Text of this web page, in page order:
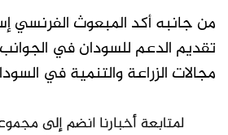
من جانبه أكد المبعوث الفرنسي
تقديم الدعم للسودان في
مجالات الزراعة والتنمية في